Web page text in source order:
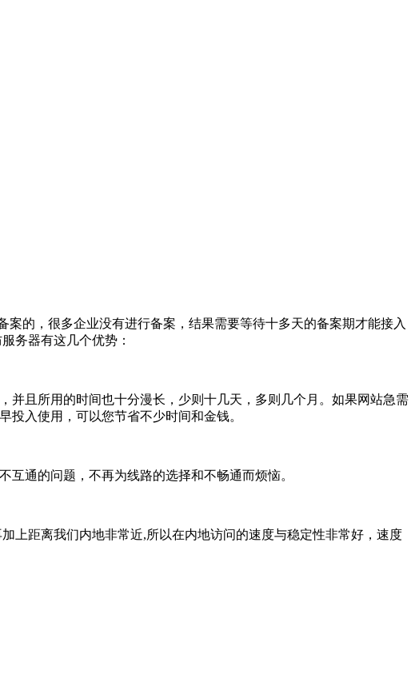
的，很多企业没有进行备案，结果需要等待十多天的备案期才能接入
务器有这几个优势：
且所用的时间也十分漫长，少则十几天，多则几个月。如果网站急需
投入使用，可以您节省不少时间和金钱。
通的问题，不再为线路的选择和不畅通而烦恼。
距离我们内地非常近,所以在内地访问的速度与稳定性非常好，速度